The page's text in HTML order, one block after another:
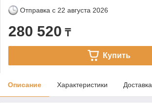
Отправка с 22 августа 2026
280 520 ₸
Купить
Описание Характеристики Доставка